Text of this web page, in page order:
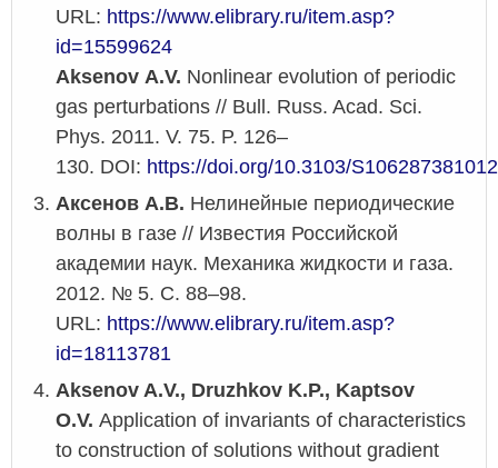
URL: https://www.elibrary.ru/item.asp?
id=15599624
Aksenov A.V. Nonlinear evolution of periodic
gas perturbations // Bull. Russ. Acad. Sci.
Phys. 2011. V. 75. P. 126–
130. DOI: https://doi.org/10.3103/
Аксенов А.В. Нелинейные периодические
волны в газе // Известия Российской
академии наук. Механика жидкости и газа.
2012. № 5. С. 88–98.
URL: https://www.elibrary.ru/item.asp?
id=18113781
Aksenov A.V., Druzhkov K.P., Kaptsov
O.V. Application of invariants of characteristics
to construction of solutions without gradient